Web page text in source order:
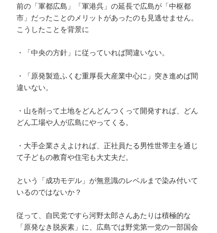
前の「軍都広島」「軍港呉」の延長で広島が「中枢都
市」だったことのメリットがあったのも見逃せません。
こうしたことを背景に
・「中央の方針」に従っていれば間違いない。
・「原発製造ふくむ重厚長大産業中心に」突き進めば間
違いない。
・山を削って土地をどんどんつくって開発すれば、どん
どん工場や人が広島にやってくる。
・大手企業さえよければ、正社員たる男性世帯主を通じ
て子どもの教育や住宅も大丈夫だ。
という「成功モデル」が無意識のレベルまで染み付いて
いるのではないか？
従って、自民党ですら河野太郎さんあたりは積極的な
「原発なき脱炭素」に、広島では野党第一党の一部国会